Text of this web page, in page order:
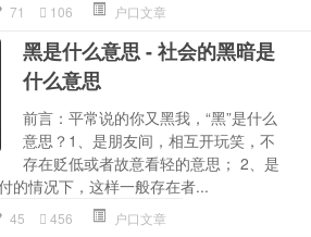
71 106 户口文章
黑是什么意思 - 社会的黑暗是
什么意思
前言：平常说的你又黑我，“黑”是什么
意思？1、是朋友间，相互开玩笑，不
存在贬低或者故意看轻的意思； 2、是
的情况下，这样一般存在者...
45 456 户口文章